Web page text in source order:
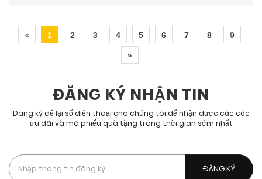
« 1 2 3 4 5 6 7 8 9
»
ĐĂNG KÝ NHẬN TIN
Đăng ký để lại số điện thoại cho chúng tôi để nhận được các các
ưu đãi và mã phiếu quà tặng trong thời gian sớm nhất